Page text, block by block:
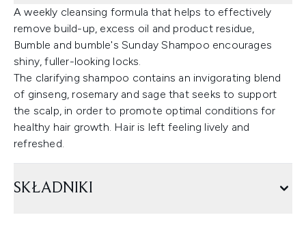
A weekly cleansing formula that helps to effectively
remove build-up, excess oil and product residue,
Bumble and bumble's Sunday Shampoo encourages
shiny, fuller-looking locks.
The clarifying shampoo contains an invigorating blend
of ginseng, rosemary and sage that seeks to support
the scalp, in order to promote optimal conditions for
healthy hair growth. Hair is left feeling lively and
refreshed.
SKŁADNIKI